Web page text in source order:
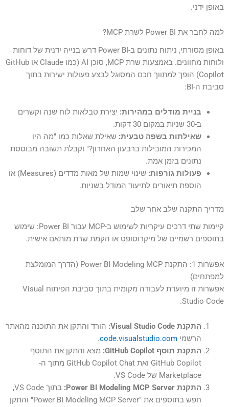
באופן ידני.
למה לחבר את Power BI לשרת MCP?
באופן מסורתי, ניתוח נתונים ב-Power BI דרש בנייה ידנית של דוחות
ולוחות מחוונים. באמצעות שרת MCP, סוכן AI (כמו Claude או GitHub
Copilot) הופך למתווך חכם המסוגל לבצע פעולות ישירות בתוך
סביבת ה-BI:
בניית מודלים במהירות: יצירת טבלאות לוח שנה וקשרים
ב-30 שניות במקום 30 דקות.
שאילתות בשפה טבעית: שאילת שאלות כמו "מה היו
המכירות המובילות ברבעון האחרון?" וקבלת תשובה מבוססת
נתונים בזמן אמת.
פעולות גורפות:
שינוי שמות של מאות מדדים (Measures) או
הוספת תיאורים לתיעוד המודל בשניות.
מדריך התקנה שלב אחר שלב
קיימות שתי דרכים עיקריות לשימוש ב-MCP עבור Power BI: שימוש
בתוספים רשמיים של מיקרוסופט או הקמת שרת מותאם אישית.
אפשרות 1: התקנת Power BI Modeling MCP (הדרך המומלצת
למפתחים)
אפשרות זו מיועדת לעבודה מקומית בתוך סביבת הפיתוח Visual
Studio Code.
התקנת Visual Studio Code:
הורד והתקן את התוכנה מהאתר
הרשמי code.visualstudio.com
.
התקנת תוסף GitHub Copilot:
מצא והתקן את התוסף
GitHub Copilot ואת GitHub Copilot Chat מתוך ה-
Marketplace של VS Code.
התקנת Power BI Modeling MCP Server:
בתוך VS Code,
חפש בתוספים את "Power BI Modeling MCP Server" והתקן